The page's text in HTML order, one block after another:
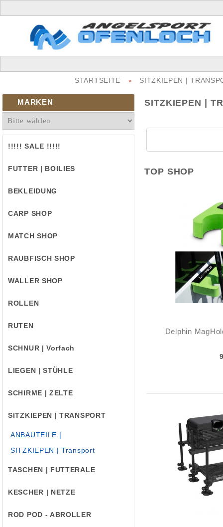
STARTSEITE » SITZKIEPEN |
MARKEN
!!!!! SALE !!!!!
FUTTER | BOILIES
BEKLEIDUNG
CARP SHOP
MATCH SHOP
RAUBFISCH SHOP
WALLER SHOP
ROLLEN
RUTEN
SCHNUR | Vorfach
LIEGEN | STÜHLE
SCHIRME | ZELTE
SITZKIEPEN | TRANSPORT
ANBAUTEILE |
SITZKIEPEN | Transport
TASCHEN | FUTTERALE
KESCHER | NETZE
ROD POD - ABROLLER
SITZKIEPEN |
TOP SHOP
Delphin